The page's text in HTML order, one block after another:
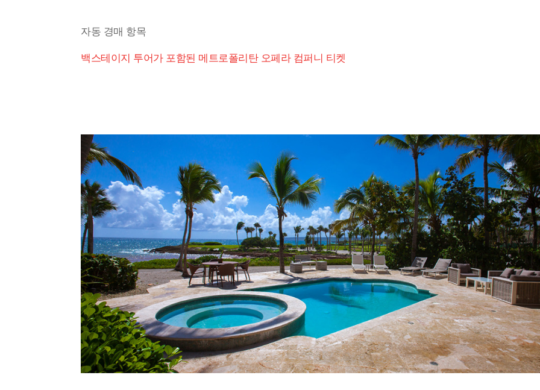
자동 경매 항목
백스테이지 투어가 포함된 메트로폴리탄 오페라 컴퍼니 티켓